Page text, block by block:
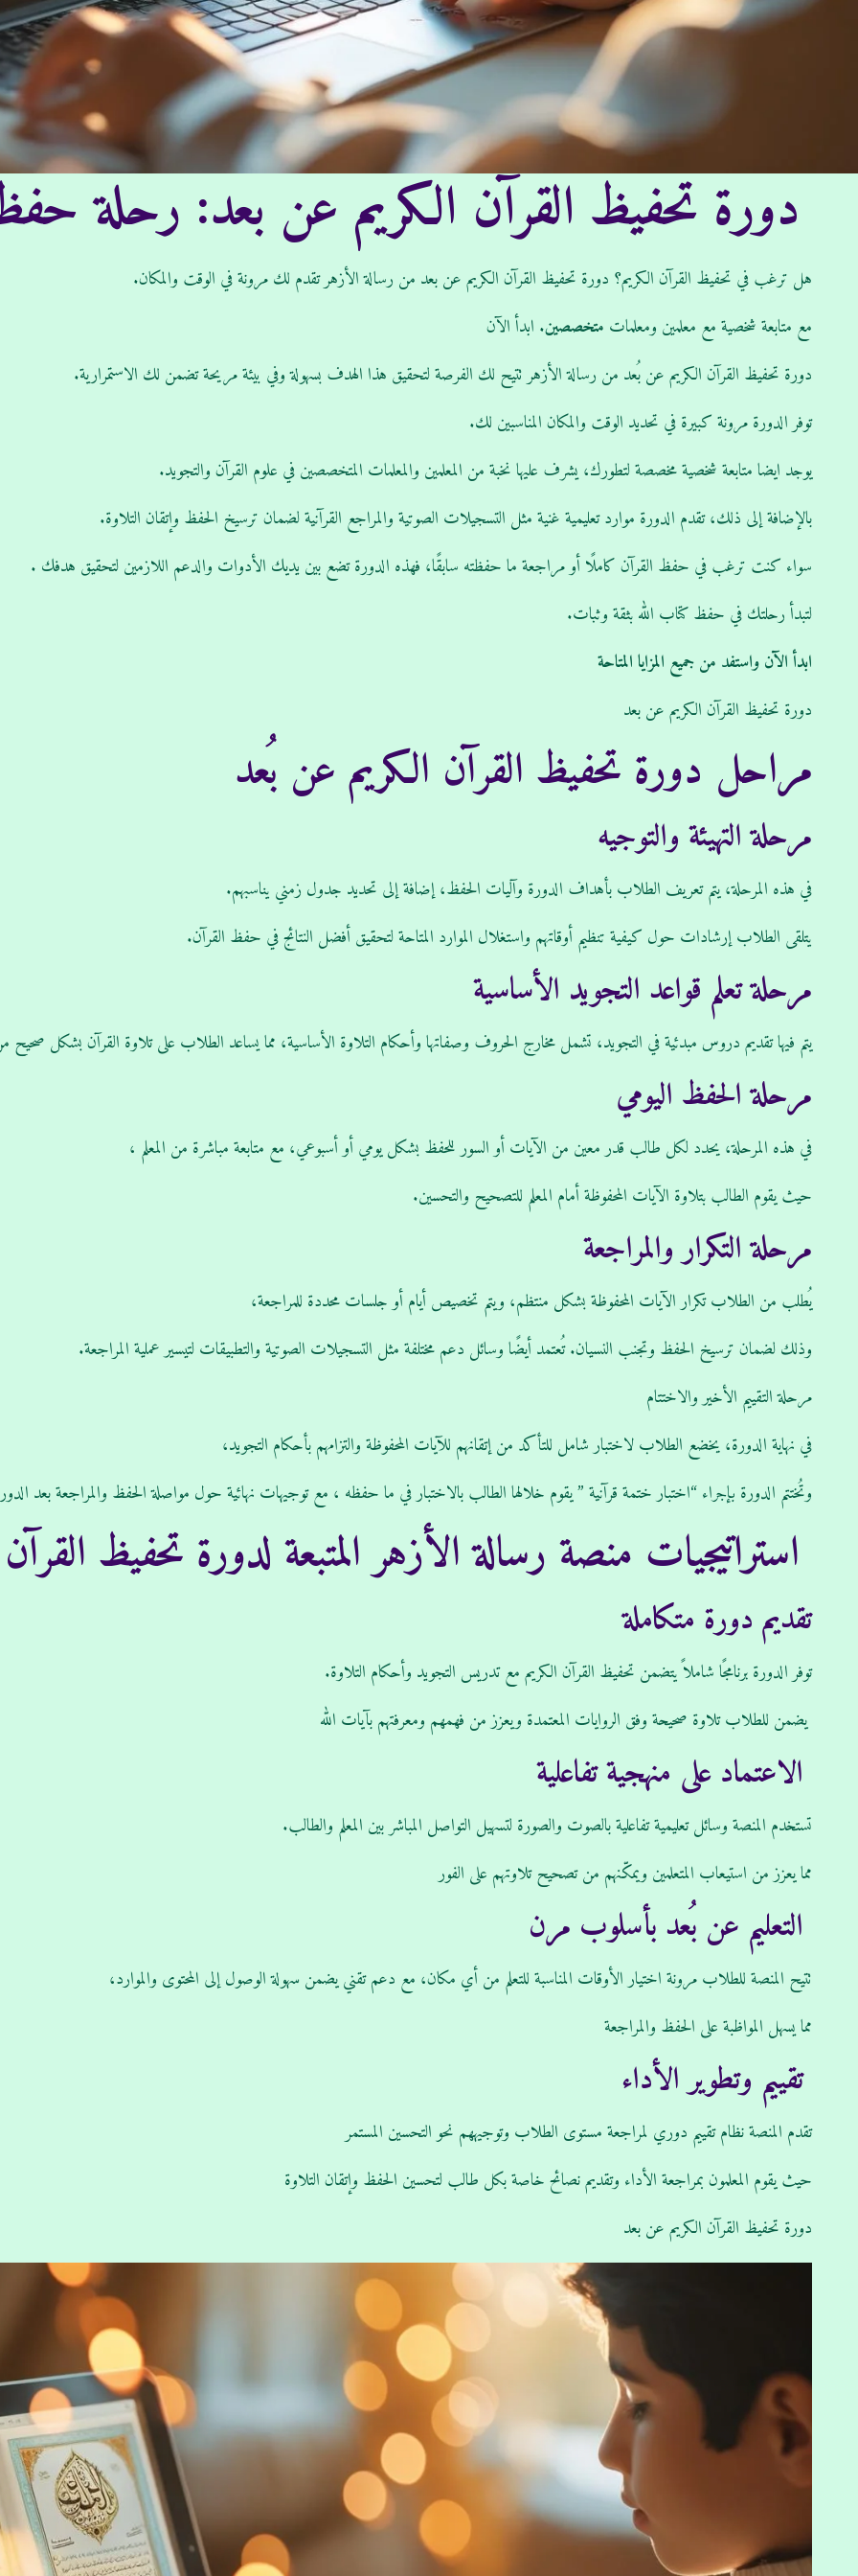
دورة تحفيظ القرآن الكريم عن بعد: رحلة
هل ترغب في تحفيظ القرآن الكريم؟ دورة تحفيظ القرآن الكريم عن بعد من رسالة الأزهر تقدم لك مرونة في الوقت والمكان.
مع متابعة شخصية مع معلمين ومعلمات متخصصين. ابدأ الآن
دورة تحفيظ القرآن الكريم عن بُعد من رسالة الأزهر تتيح لك الفرصة لتحقيق هذا الهدف بسهولة وفي بيئة مريحة تضمن لك الاستمرارية.
توفر الدورة مرونة كبيرة في تحديد الوقت والمكان المناسبين لك.
يوجد ايضا متابعة شخصية مخصصة لتطورك، يشرف عليها نخبة من المعلمين والمعلمات المتخصصين في علوم القرآن والتجويد.
بالإضافة إلى ذلك، تقدم الدورة موارد تعليمية غنية مثل التسجيلات الصوتية والمراجع القرآنية لضمان ترسيخ الحفظ وإتقان التلاوة.
سواء كنت ترغب في حفظ القرآن كاملًا أو مراجعة ما حفظته سابقًا، فهذه الدورة تضع بين يديك الأدوات والدعم اللازمين لتحقيق هدفك .
لتبدأ رحلتك في حفظ كتاب الله بثقة وثبات.
ابدأ الآن واستفد من جميع المزايا المتاحة
دورة تحفيظ القرآن الكريم عن بعد
مراحل دورة تحفيظ القرآن الكريم عن بُعد
مرحلة التهيئة والتوجيه
في هذه المرحلة، يتم تعريف الطلاب بأهداف الدورة وآليات الحفظ، إضافة إلى تحديد جدول زمني يناسبهم.
يتلقى الطلاب إرشادات حول كيفية تنظيم أوقاتهم واستغلال الموارد المتاحة لتحقيق أفضل النتائج في حفظ القرآن.
مرحلة تعلم قواعد التجويد الأساسية
يتم فيها تقديم دروس مبدئية في التجويد، تشمل مخارج الحروف وصفاتها وأحكام التلاوة الأساسية، مما يساعد الطلاب على تلاوة القرآن بشكل صحيح
مرحلة الحفظ اليومي
في هذه المرحلة، يحدد لكل طالب قدر معين من الآيات أو السور للحفظ بشكل يومي أو أسبوعي، مع متابعة مباشرة من المعلم ،
حيث يقوم الطالب بتلاوة الآيات المحفوظة أمام المعلم للتصحيح والتحسين.
مرحلة التكرار والمراجعة
يُطلب من الطلاب تكرار الآيات المحفوظة بشكل منتظم، ويتم تخصيص أيام أو جلسات محددة للمراجعة،
وذلك لضمان ترسيخ الحفظ وتجنب النسيان. تُعتمد أيضًا وسائل دعم مختلفة مثل التسجيلات الصوتية والتطبيقات لتيسير عملية المراجعة.
مرحلة التقييم الأخير والاختتام
في نهاية الدورة، يخضع الطلاب لاختبار شامل للتأكد من إتقانهم للآيات المحفوظة والتزامهم بأحكام التجويد،
وتُختتم الدورة بإجراء “اختبار ختمة قرآنية ” يقوم خلالها الطالب بالاختبار في ما حفظه ، مع توجيهات نهائية حول مواصلة الحفظ والمراجعة بعد
استراتيجيات منصة رسالة الأزهر المتبعة لدورة تحفيظ
تقديم دورة متكاملة
توفر الدورة برنامجًا شاملاً يتضمن تحفيظ القرآن الكريم مع تدريس التجويد وأحكام التلاوة.
يضمن للطلاب تلاوة صحيحة وفق الروايات المعتمدة ويعزز من فهمهم ومعرفتهم بآيات الله
الاعتماد على منهجية تفاعلية
تستخدم المنصة وسائل تعليمية تفاعلية بالصوت والصورة لتسهيل التواصل المباشر بين المعلم والطالب.
مما يعزز من استيعاب المتعلمين ويمكّنهم من تصحيح تلاوتهم على الفور
التعليم عن بُعد بأسلوب مرن
تتيح المنصة للطلاب مرونة اختيار الأوقات المناسبة للتعلم من أي مكان، مع دعم تقني يضمن سهولة الوصول إلى المحتوى والموارد،
مما يسهل المواظبة على الحفظ والمراجعة
تقييم وتطوير الأداء
تقدم المنصة نظام تقييم دوري لمراجعة مستوى الطلاب وتوجيههم نحو التحسين المستمر
حيث يقوم المعلمون بمراجعة الأداء وتقديم نصائح خاصة بكل طالب لتحسين الحفظ وإتقان التلاوة
دورة تحفيظ القرآن الكريم عن بعد